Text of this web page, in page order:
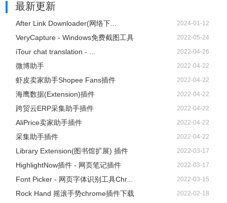
最新更新
After Link Downloader(网络下... 2024-01-12
VeryCapture - Windows免费截图工具 2022-05-24
iTour chat translation - ... 2022-04-26
微博助手 2022-04-22
虾皮卖家助手Shopee Fans插件 2022-04-22
海鹰数据(Extension)插件 2022-04-22
跨贸云ERP采集助手插件 2022-04-22
AliPrice卖家助手插件 2022-04-22
采集助手插件 2022-04-22
Library Extension(图书馆扩展) 插件 2022-03-17
HighlightNow插件 - 网页笔记插件 2022-03-17
Font Picker - 网页字体识别工具Chr... 2022-03-15
Rock Hand 摇滚手势chrome插件下载 2022-02-18